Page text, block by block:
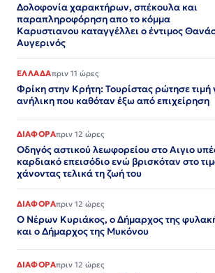
Δολοφονία χαρακτήρων, σπέκουλα και
παραπληροφόρηση απο το κόμμα
Καρυστιανου καταγγέλλει ο έντιμος
Αυγερινός
ΕΛΛΑΔΑπριν 11 ώρες
Φρίκη στην Κρήτη: Τουρίστας ρώτησε τιμή
ανήλικη που καθόταν έξω από επιχείρηση
ΔΙΑΦΟΡΑπριν 12 ώρες
Οδηγός αστικού λεωφορείου στο Αιγιο
καρδιακό επεισόδιο ενώ βρισκόταν στο
χάνοντας τελικά τη ζωή του
ΔΙΑΦΟΡΑπριν 12 ώρες
Ο Νέρων Κυριάκος, o Δήμαρχος της
και ο Δήμαρχος της Μυκόνου
ΔΙΑΦΟΡΑπριν 12 ώρες